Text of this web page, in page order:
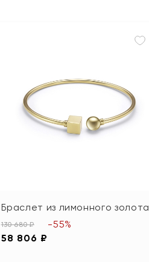
Браслет из лимонного золота
130 680 ₽
58 806 ₽
-55%